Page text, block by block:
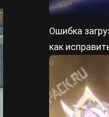
Ошибка
как